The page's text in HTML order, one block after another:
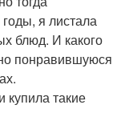
я листала
блюд. И какого
понравившуюся
купила такие